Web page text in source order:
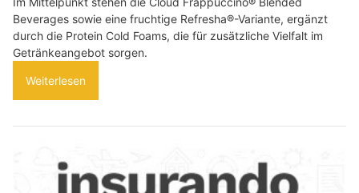
Beverages sowie eine fruchtige Refresha®-Variante, ergänzt
durch die Protein Cold Foams, die für zusätzliche Vielfalt im
Getränkeangebot sorgen.
Weiterlesen